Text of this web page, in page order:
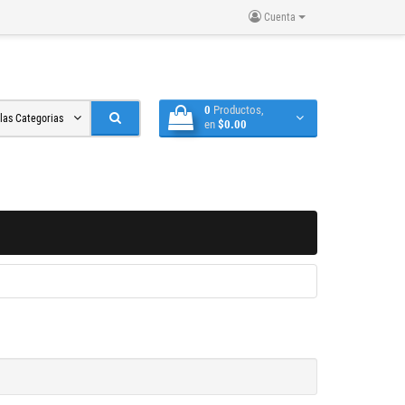
Cuenta
0 Productos,
en $0.00
Categorias